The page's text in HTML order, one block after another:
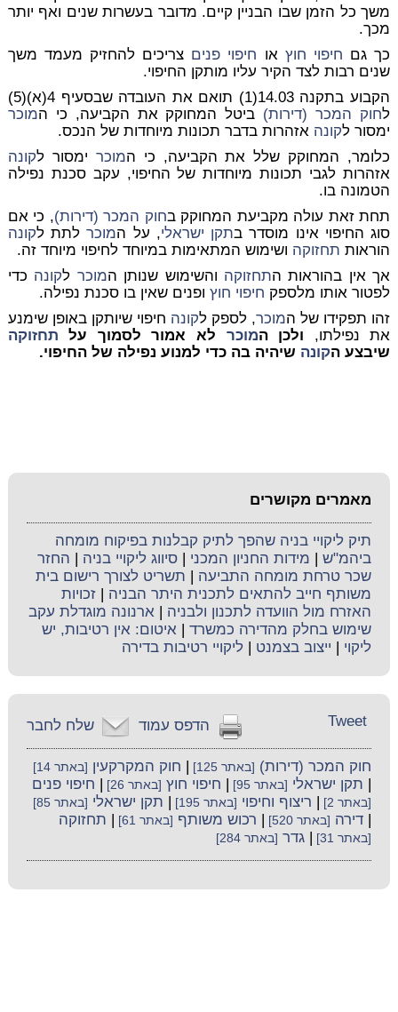
משך כל הזמן שבו הבניין קיים. מדובר בעשרות שנים ואף יותר
מכך.
כך גם חיפוי חוץ או חיפוי פנים צריכים להחזיק מעמד משך
שנים רבות לצד הקיר עליו מותקן החיפוי.
הקבוע בתקנה 14.03(1) תואם את העובדה שבסעיף 4(א)(5)
לחוק המכר (דירות) ביטל המחוקק את הקביעה, כי המוכר
ימסור לקונה אזהרות בדבר תכונות מיוחדות של הנכס.
כלומר, המחוקק שלל את הקביעה, כי המוכר ימסור לקונה
אזהרות לגבי תכונות מיוחדות של החיפוי, עקב סכנת נפילה
הטמונה בו.
תחת זאת עולה מקביעת המחוקק בחוק המכר (דירות), כי אם
סוג החיפוי אינו מוסדר בתקן ישראלי, על המוכרלתת לקונה
הוראות תחזוקה ושימוש המתאימות במיוחד לחיפוי מיוחד זה.
אך אין בהוראות התחזוקה והשימוש שנותן המוכר לקונה כדי
לפטור אותו מלספק חיפוי חוץופנים שאין בו סכנת נפילה.
זהו תפקידו של המוכר, לספק לקונה חיפוי שיותקן באופן שימנע
את נפילתו, ולכן המוכר לא אמור לסמוך על תחזוקה
שיבצע הקונה שיהיה בה כדי למנוע נפילה של החיפוי.
מאמרים מקושרים
תיק ליקויי בניה שהפך לתיק קבלנות בפיקוח מומחה
ביהמ"ש
מידות החניון המכני |סיווג ליקויי בניה
החזר
שכר טרחת מומחה התביעה
תשריט לצורך רישום בית
משותף חייב להתאים לתכנית היתר הבניה |זכויות
האזרח מול הוועדה לתכנון ולבניה |ארנונה מוגדלת עקב
שימוש בחלק מהדירה כמשרד |איטום: אין רטיבות, יש
ליקוי
ייצוב בצמנט ליקויי רטיבות בדירה
שלח לחבר הדפס עמוד Tweet
חוק המכר (דירות) [באתר 125] חוק המקרקעין [באתר 14]
תקן ישראלי [באתר 95] חיפוי חוץ [באתר 26] חיפוי פנים
[באתר 2] ריצוף וחיפוי [באתר 195] תקן ישראלי [באתר 85]
|דירה [באתר 520] רכוש משותף [באתר 61] תחזוקה
[באתר 31] |גדר [באתר 284]